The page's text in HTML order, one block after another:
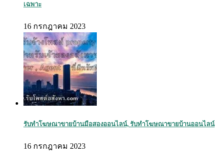
เฉพาะ
16 กรกฎาคม 2023
รับทำโฆษณาขายบ้านมือสองออนไลน์, รับทำโฆษณาขายบ้านออนไลน์
16 กรกฎาคม 2023